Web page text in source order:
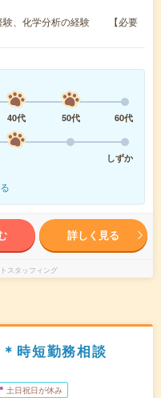
験、化学分析の経験 【必要
40代 50代
60代
しずか
詳しく見る
スタッフィング
時短勤務相談
土日祝日が休み